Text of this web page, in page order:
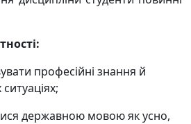
професійні знання й
державною мовою як усно,